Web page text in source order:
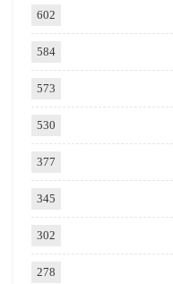
602
584
573
530
377
345
302
278